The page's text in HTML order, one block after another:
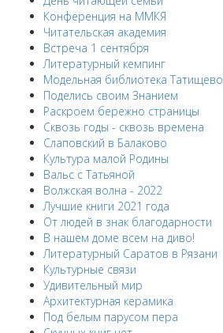
Конференция на ММКЯ
Читательская академия
Встреча 1 сентября
Литературный кемпинг
Модельная библиотека Татищево
Поделись своим Знанием
Раскроем бережно страницы
Сквозь годы - сквозь времена
Слаповский в Балаково
Культура малой Родины
Вальс с Татьяной
Волжская волна - 2022
Лучшие книги 2021 года
От людей в знак благодарности
В нашем доме всем на диво!
Литературный Саратов в Рязани
Культурные связи
Удивительный мир
Архитектурная керамика
Под белым парусом пера